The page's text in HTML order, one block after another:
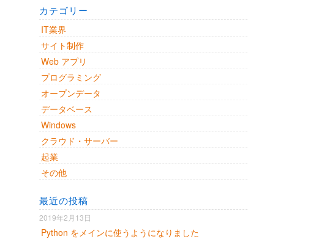
カテゴリー
IT業界
サイト制作
Web アプリ
プログラミング
オープンデータ
データベース
Windows
クラウド・サーバー
起業
その他
最近の投稿
2019年2月13日
Python をメインに使うようになりました